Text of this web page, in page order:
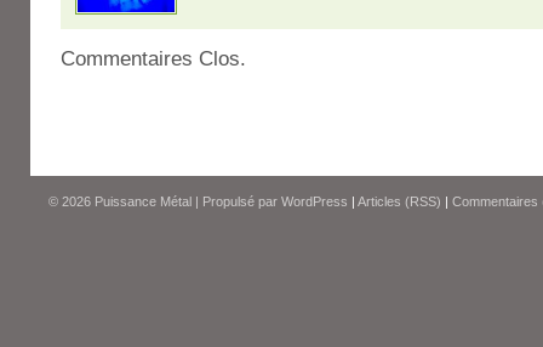
Commentaires Clos.
© 2026 Puissance Métal | Propulsé par WordPress | Articles (RSS) | Commentaires